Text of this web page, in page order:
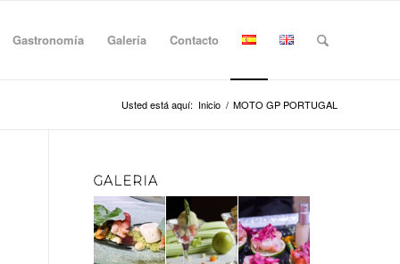
Gastronomía Galería Contacto
Usted está aquí: Inicio / MOTO GP PORTUGAL
GALERIA